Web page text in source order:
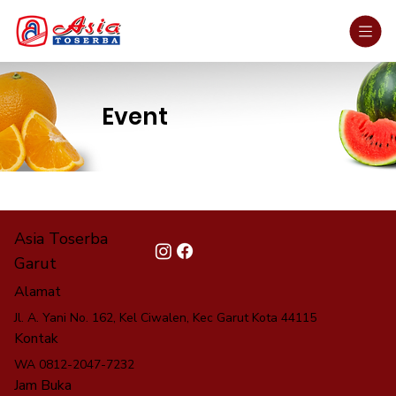
Event
Jl. A. Yani No. 162, Kel Ciwalen, Kec Garut Kota 44115
Alamat
WA 0812-2047-7232
Kontak
Jam Buka
Asia Toserba
Garut